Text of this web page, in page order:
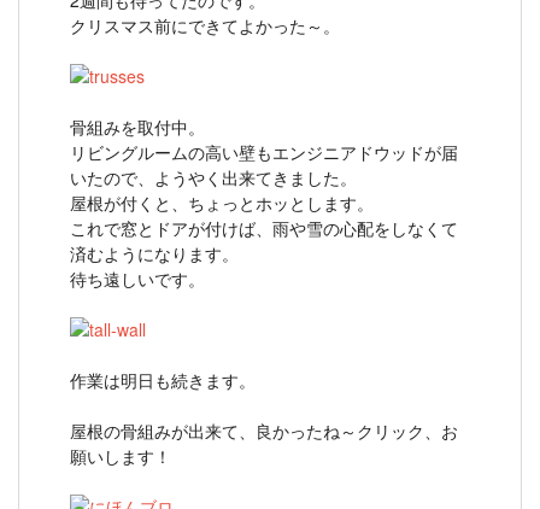
クリスマス前にできてよかった～。
骨組みを取付中。
リビングルームの高い壁もエンジニアドウッドが届
いたので、ようやく出来てきました。
屋根が付くと、ちょっとホッとします。
これで窓とドアが付けば、雨や雪の心配をしなくて
済むようになります。
待ち遠しいです。
作業は明日も続きます。
屋根の骨組みが出来て、良かったね～クリック、お
願いします！